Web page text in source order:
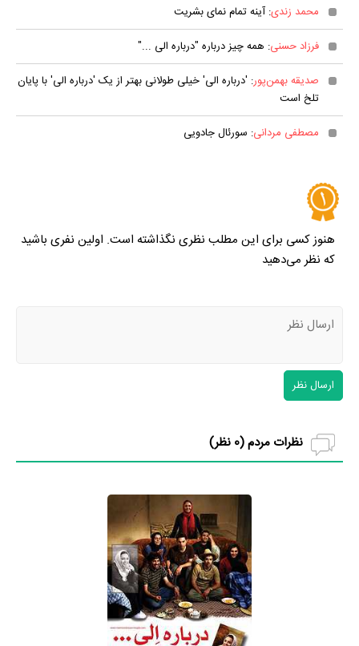
محمد زندی: آینه تمام نمای بشریت
فرزاد حسنی: همه چیز درباره "درباره الی ..."
صدیقه بهمن‌‌پور: 'درباره الی' خیلی طولانی بهتر از یک 'درباره الی' با پایان
تلخ است
مصطفی مردانی: سورئال جادویی
هنوز کسی برای این مطلب نظری نگذاشته است. اولین نفری باشید
که نظر می‌دهید
ارسال نظر
نظرات مردم (0 نظر)